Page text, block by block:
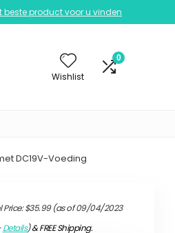
beste product voor u vinden
Wishlist
0
DC19V-Voeding
Price:$35.99(as of 09/04/2023
Details)&FREE Shipping.